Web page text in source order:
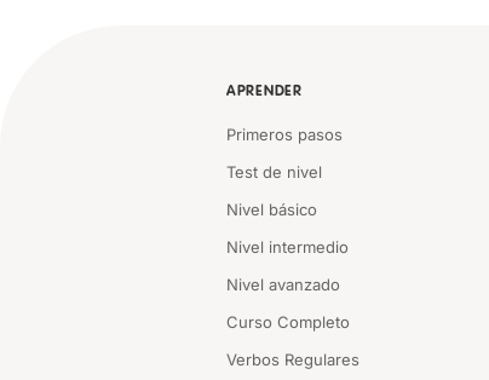
APRENDER
Primeros pasos
Test de nivel
Nivel básico
Nivel intermedio
Nivel avanzado
Curso Completo
Verbos Regulares